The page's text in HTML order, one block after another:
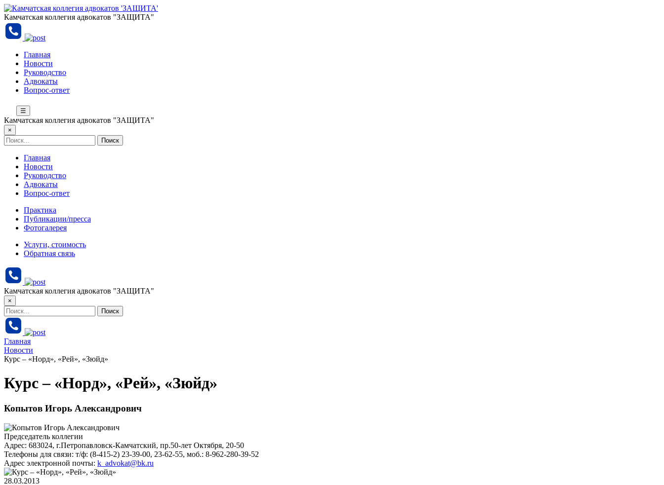
Камчатская коллегия адвокатов "ЗАЩИТА"
Главная
Новости
Руководство
Адвокаты
Вопрос-ответ
☰
Камчатская коллегия адвокатов "ЗАЩИТА"
×
Главная
Новости
Руководство
Адвокаты
Вопрос-ответ
Практика
Публикации/пресса
Фотогалерея
Услуги, стоимость
Обратная связь
Камчатская коллегия адвокатов "ЗАЩИТА"
×
Главная
Новости
Курс – «Норд», «Рей», «Зюйд»
Курс – «Норд», «Рей», «Зюйд»
Копытов Игорь Александрович
Председатель коллегии
Адрес: 683024, г.Петропавловск-Камчатский, пр.50-лет Октября, 20-50
Телефоны для связи: т/ф: (8-415-2) 23-39-00, 23-62-55, моб.: 8-962-280-39-52
Адрес электронной почты: k_advokat@bk.ru
28.03.2013